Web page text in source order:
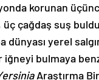
korunan
çağdaş suş
yerel
bulmaya
Araştırma